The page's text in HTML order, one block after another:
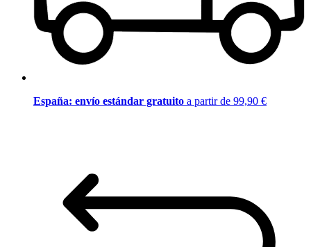
España: envío estándar gratuito a partir de 99,90 €